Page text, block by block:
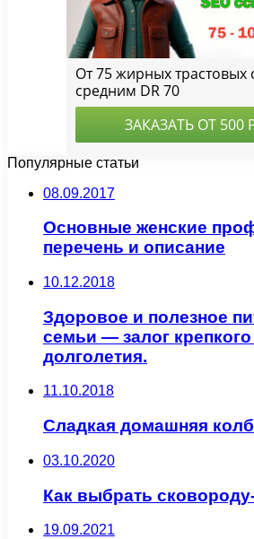
Популярные статьи
08.09.2017
Основные женские
перечень и описание
10.12.2018
Здоровое и полезное
семьи — залог
долголетия.
11.10.2018
Сладкая домашняя
03.10.2020
Как выбрать
19.09.2021